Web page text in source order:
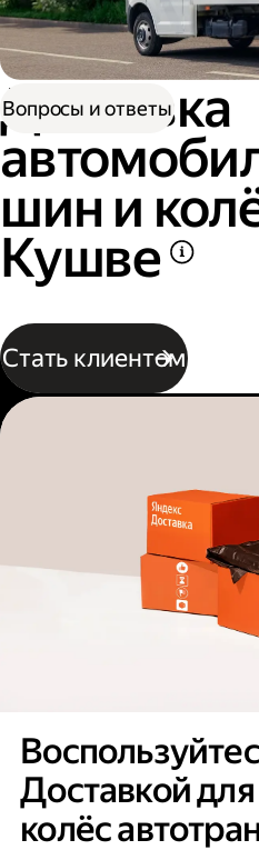
Доставка
шин и
Кушве
Стать клиентом
Вопросы и ответы
Доставкой
колёс